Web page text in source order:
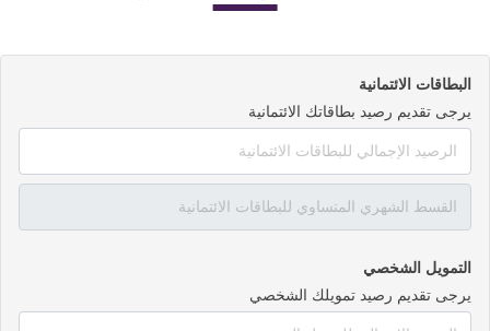
البطاقات الائتمانية
يرجى تقديم رصيد بطاقاتك الائتمانية
التمويل الشخصي
يرجى تقديم رصيد تمويلك الشخصي